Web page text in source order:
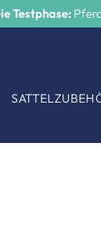
Testphase: